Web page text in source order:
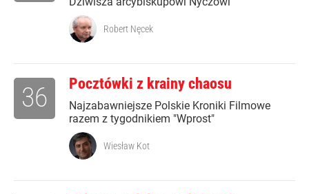
Robert Nęcek
Pocztówki z krainy chaosu
Najzabawniejsze Polskie Kroniki Filmowe
razem z tygodnikiem "Wprost"
36
Wiesław Kot